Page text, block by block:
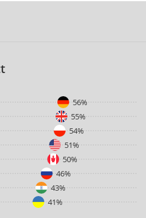
56%
55%
54%
51%
50%
46%
43%
41%